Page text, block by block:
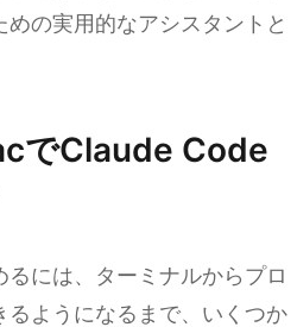
の実用的なアシスタントと
でClaude Code
には、ターミナルからプロ
るようになるまで、いくつか